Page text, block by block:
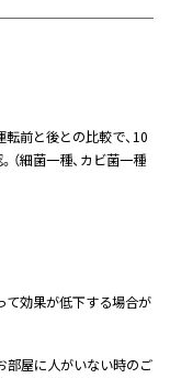
転前と後との比較で、10
（細菌一種、カビ菌一種
て効果が低下する場合が
部屋に人がいない時のご